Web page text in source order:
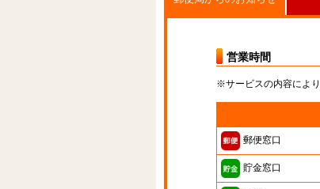
営業時間
※サービスの内容によ
郵便窓口
貯金窓口